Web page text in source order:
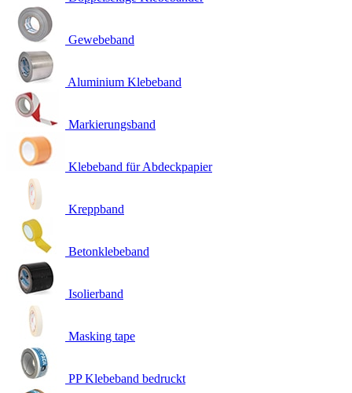
Gewebeband
Aluminium Klebeband
Markierungsband
Klebeband für Abdeckpapier
Kreppband
Betonklebeband
Isolierband
Masking tape
PP Klebeband bedruckt